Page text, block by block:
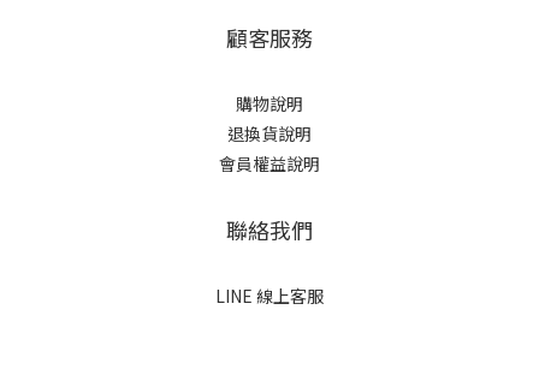
顧客服務
購物說明
退換貨說明
會員權益說明
聯絡我們
LINE 線上客服